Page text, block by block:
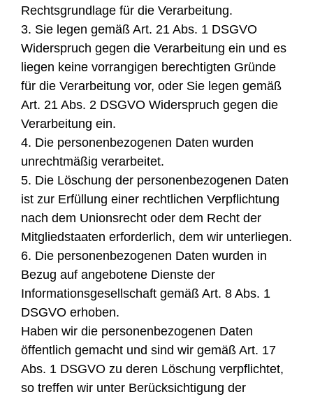
Rechtsgrundlage für die Verarbeitung.
3. Sie legen gemäß Art. 21 Abs. 1 DSGVO
Widerspruch gegen die Verarbeitung ein und es
liegen keine vorrangigen berechtigten Gründe
für die Verarbeitung vor, oder Sie legen gemäß
Art. 21 Abs. 2 DSGVO Widerspruch gegen die
Verarbeitung ein.
4. Die personenbezogenen Daten wurden
unrechtmäßig verarbeitet.
5. Die Löschung der personenbezogenen Daten
ist zur Erfüllung einer rechtlichen Verpflichtung
nach dem Unionsrecht oder dem Recht der
Mitgliedstaaten erforderlich, dem wir unterliegen.
6. Die personenbezogenen Daten wurden in
Bezug auf angebotene Dienste der
Informationsgesellschaft gemäß Art. 8 Abs. 1
DSGVO erhoben.
Haben wir die personenbezogenen Daten
öffentlich gemacht und sind wir gemäß Art. 17
Abs. 1 DSGVO zu deren Löschung verpflichtet,
so treffen wir unter Berücksichtigung der